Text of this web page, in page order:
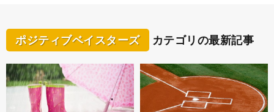
ポジティブベイスターズ カテゴリの最新記事